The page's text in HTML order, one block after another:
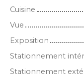
Cuisine
Vue
Exposition
Stationnement
Stationnement